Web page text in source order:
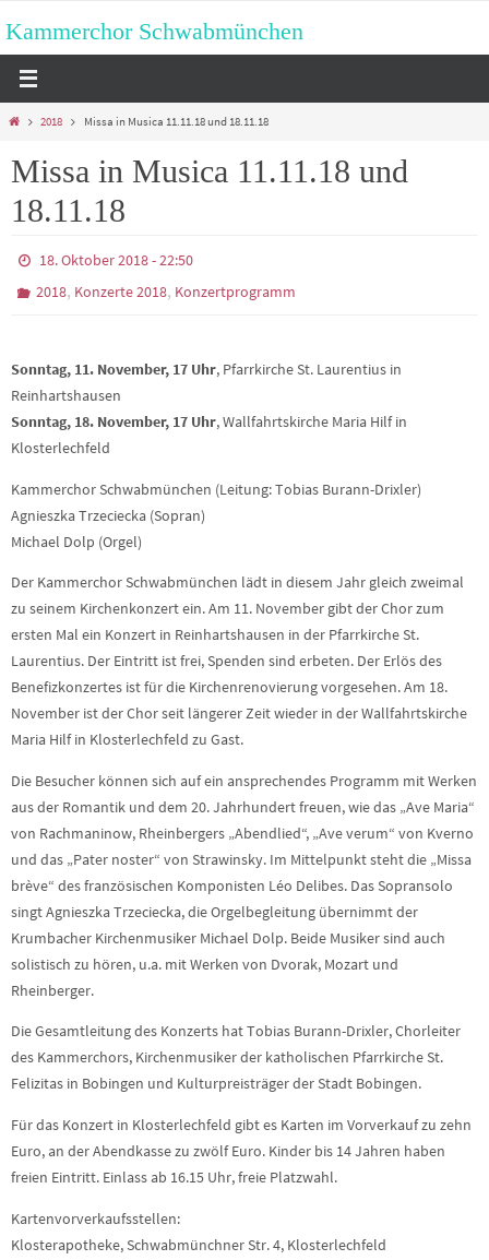
Inhalt
Kammerchor Schwabmünchen
Start2018 Missa in Musica 11.11.18 und 18.11.18
Missa in Musica 11.11.18 und
18.11.18
18. Oktober 2018 - 22:50
2018, Konzerte 2018, Konzertprogramm
Sonntag, 11. November, 17 Uhr, Pfarrkirche St. Laurentius in
Reinhartshausen
Sonntag, 18. November, 17 Uhr, Wallfahrtskirche Maria Hilf in
Klosterlechfeld
Kammerchor Schwabmünchen (Leitung: Tobias Burann-Drixler)
Agnieszka Trzeciecka (Sopran)
Michael Dolp (Orgel)
Der Kammerchor Schwabmünchen lädt in diesem Jahr gleich zweimal
zu seinem Kirchenkonzert ein. Am 11. November gibt der Chor zum
ersten Mal ein Konzert in Reinhartshausen in der Pfarrkirche St.
Laurentius. Der Eintritt ist frei, Spenden sind erbeten. Der Erlös des
Benefizkonzertes ist für die Kirchenrenovierung vorgesehen. Am 18.
November ist der Chor seit längerer Zeit wieder in der Wallfahrtskirche
Maria Hilf in Klosterlechfeld zu Gast.
Die Besucher können sich auf ein ansprechendes Programm mit Werken
aus der Romantik und dem 20. Jahrhundert freuen, wie das „Ave Maria“
von Rachmaninow, Rheinbergers „Abendlied“, „Ave verum“ von Kverno
und das „Pater noster“ von Strawinsky. Im Mittelpunkt steht die „Missa
brève“ des französischen Komponisten Léo Delibes. Das Sopransolo
singt Agnieszka Trzeciecka, die Orgelbegleitung übernimmt der
Krumbacher Kirchenmusiker Michael Dolp. Beide Musiker sind auch
solistisch zu hören, u.a. mit Werken von Dvorak, Mozart und
Rheinberger.
Die Gesamtleitung des Konzerts hat Tobias Burann-Drixler, Chorleiter
des Kammerchors, Kirchenmusiker der katholischen Pfarrkirche St.
Felizitas in Bobingen und Kulturpreisträger der Stadt Bobingen.
Für das Konzert in Klosterlechfeld gibt es Karten im Vorverkauf zu zehn
Euro, an der Abendkasse zu zwölf Euro. Kinder bis 14 Jahren haben
freien Eintritt. Einlass ab 16.15 Uhr, freie Platzwahl.
Kartenvorverkaufsstellen:
Klosterapotheke, Schwabmünchner Str. 4, Klosterlechfeld